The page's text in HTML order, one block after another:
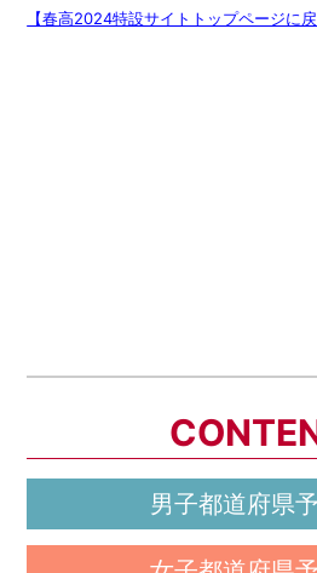
【春高2024特設サイトトップページに戻
男子都道府県